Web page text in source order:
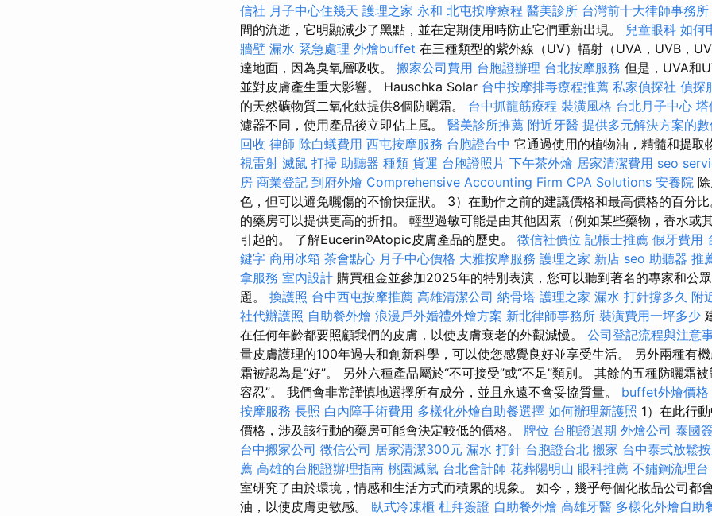
信社 月子中心住幾天 護理之家 永和 北屯按摩療程 醫美診所 台灣前十大律師事務所
間的流逝，它明顯減少了黑點，並在定期使用時防止它們重新出現。 兒童眼科 如何
牆壁 漏水 緊急處理 外燴buffet 在三種類型的紫外線（UV）輻射（UVA，UVB，
達地面，因為臭氧層吸收。 搬家公司費用 台胞證辦理 台北按摩服務 但是，UVA和
並對皮膚產生重大影響。 Hauschka Solar 台中按摩排毒療程推薦 私家偵探社 偵探
的天然礦物質二氧化鈦提供8個防曬霜。 台中抓龍筋療程 裝潢風格 台北月子中心 塔
濾器不同，使用產品後立即佔上風。 醫美診所推薦 附近牙醫 提供多元解決方案的
回收 律師 除白蟻費用 西屯按摩服務 台胞證台中 它通過使用的植物油，精髓和提取
視雷射 滅鼠 打掃 助聽器 種類 貨運 台胞證照片 下午茶外燴 居家清潔費用 seo
房 商業登記 到府外燴 Comprehensive Accounting Firm CPA Solutions 安養院
色，但可以避免曬傷的不愉快症狀。 3）在動作之前的建議價格和最高價格的百分
的藥房可以提供更高的折扣。 輕型過敏可能是由其他因素（例如某些藥物，香水或
引起的。 了解Eucerin®Atopic皮膚產品的歷史。 徵信社價位 記帳士推薦 假牙費用
鍵字 商用冰箱 茶會點心 月子中心價格 大雅按摩服務 護理之家 新店 seo 助聽器 推
拿服務 室內設計 購買租金並參加2025年的特別表演，您可以聽到著名的專家和公
題。 換護照 台中西屯按摩推薦 高雄清潔公司 納骨塔 護理之家 漏水 打針撐多久 附
社代辦護照 自助餐外燴 浪漫戶外婚禮外燴方案 新北律師事務所 裝潢費用一坪多少
在任何年齡都要照顧我們的皮膚，以使皮膚衰老的外觀減慢。 公司登記流程與注意
量皮膚護理的100年過去和創新科學，可以使您感覺良好並享受生活。 另外兩種有
霜被認為是“好”。 另外六種產品屬於“不可接受”或“不足”類別。 其餘的五種防曬霜被
容忍”。 我們會非常謹慎地選擇所有成分，並且永遠不會妥協質量。 buffet外燴價格
按摩服務 長照 白內障手術費用 多樣化外燴自助餐選擇 如何辦理新護照 1）在此行
價格，涉及該行動的藥房可能會決定較低的價格。 牌位 台胞證過期 外燴公司 泰國
台中搬家公司 徵信公司 居家清潔300元 漏水 打針 台胞證台北 搬家 台中泰式放鬆
薦 高雄的台胞證辦理指南 桃園滅鼠 台北會計師 花葬陽明山 眼科推薦 不鏽鋼流理台
室研究了由於環境，情感和生活方式而積累的現象。 如今，幾乎每個化妝品公司都
油，以使皮膚更敏感。 臥式冷凍櫃 杜拜簽證 自助餐外燴 高雄牙醫 多樣化外燴自助